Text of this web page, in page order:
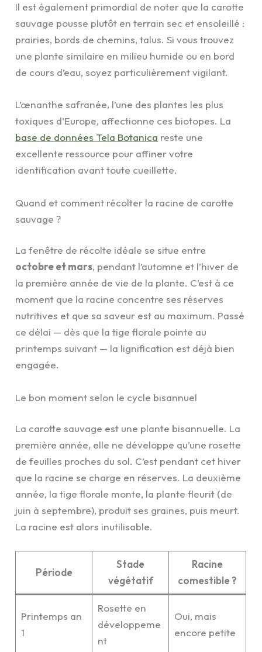
Il est également primordial de noter que la carotte
sauvage pousse plutôt en terrain sec et ensoleillé :
prairies, bords de chemins, talus. Si vous trouvez
une plante similaire en milieu humide ou en bord
de cours d’eau, soyez particulièrement vigilant.
L’œnanthe safranée, l’une des plantes les plus
toxiques d’Europe, affectionne ces biotopes. La
base de données Tela Botanica reste une
excellente ressource pour affiner votre
identification avant toute cueillette.
Quand et comment récolter la racine de carotte
sauvage ?
La fenêtre de récolte idéale se situe entre
octobre et mars, pendant l’automne et l’hiver de
la première année de vie de la plante. C’est à ce
moment que la racine concentre ses réserves
nutritives et que sa saveur est au maximum. Passé
ce délai — dès que la tige florale pointe au
printemps suivant — la lignification est déjà bien
engagée.
Le bon moment selon le cycle bisannuel
La carotte sauvage est une plante bisannuelle. La
première année, elle ne développe qu’une rosette
de feuilles proches du sol. C’est pendant cet hiver
que la racine se charge en réserves. La deuxième
année, la tige florale monte, la plante fleurit (de
juin à septembre), produit ses graines, puis meurt.
La racine est alors inutilisable.
Période
Stade
végétatif
Racine
comestible ?
Printemps an
1
Rosette en
développeme
nt
Oui, mais
encore petite